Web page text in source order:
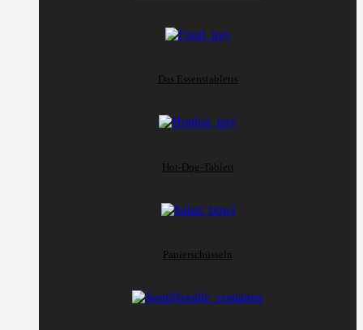
Das Essenstabletts
Hot-Dog-Tablett
Papierschüsseln